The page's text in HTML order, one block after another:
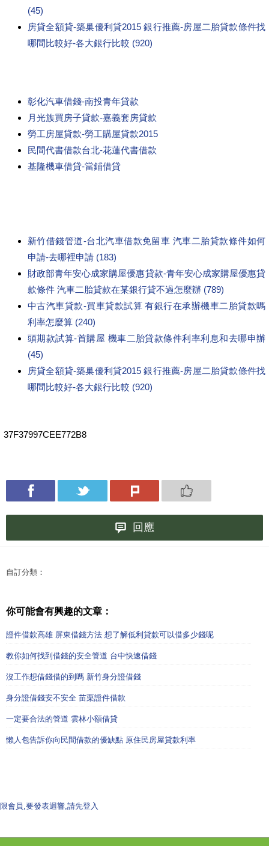
(45)
房貸全額貸-築巢優利貸2015 銀行推薦-房屋二胎貸款條件找
哪間比較好-各大銀行比較 (920)
彰化汽車借錢-南投青年貸款
月光族買房子貸款-嘉義套房貸款
勞工房屋貸款-勞工購屋貸款2015
民間代書借款台北-花蓮代書借款
基隆機車借貸-當鋪借貸
新竹借錢管道-台北汽車借款免留車 汽車二胎貸款條件如何
申請-去哪裡申請 (183)
財政部青年安心成家購屋優惠貸款-青年安心成家購屋優惠貸
款條件 汽車二胎貸款在某銀行貸不過怎麼辦 (789)
中古汽車貸款-買車貸款試算 有銀行在承辦機車二胎貸款嗎
利率怎麼算 (240)
頭期款試算-首購屋 機車二胎貸款條件利率利息和去哪申辦
(45)
房貸全額貸-築巢優利貸2015 銀行推薦-房屋二胎貸款條件找
哪間比較好-各大銀行比較 (920)
37F37997CEE772B8
回應
自訂分類：
你可能會有興趣的文章：
證件借款高雄 屏東借錢方法 想了解低利貸款可以借多少錢呢
教你如何找到借錢的安全管道 台中快速借錢
沒工作想借錢借的到嗎 新竹身分證借錢
身分證借錢安不安全 苗栗證件借款
一定要合法的管道 雲林小額借貸
懶人包告訴你向民間借款的優缺點 原住民房屋貸款利率
限會員,要發表迴響,請先登入